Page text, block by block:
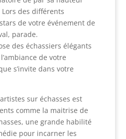
des différents
de votre événement de
parade.
des échassiers élégants
de votre
s’invite dans votre
sur échasses est
comme la maitrise de
une grande habilité
pour incarner les